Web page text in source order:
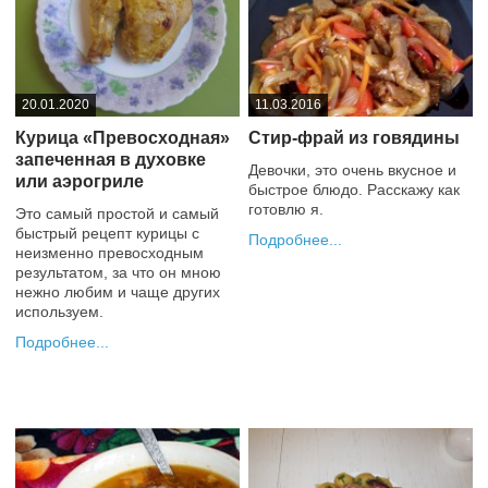
20.01.2020
Курица «Превосходная»
запеченная в духовке
или аэрогриле
Это самый простой и самый
быстрый рецепт курицы с
неизменно превосходным
результатом, за что он мною
нежно любим и чаще других
используем.
Подробнее
11.03.2016
Стир-фрай из говядины
Девочки, это очень вкусное и
быстрое блюдо. Расскажу как
готовлю я.
Подробнее